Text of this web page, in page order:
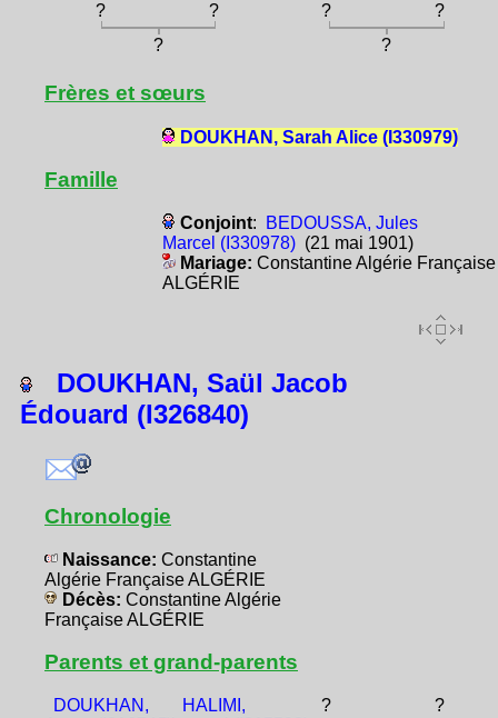
? ? ?
?
?
?
Frères et sœurs
DOUKHAN, Sarah Alice (I330979)
Famille
Conjoint:
BEDOUSSA, Jules
Marcel (I330978)(21 mai 1901)
Mariage: Constantine Algérie Française
ALGÉRIE
DOUKHAN, Saül Jacob
Édouard (I326840)
Chronologie
Naissance: Constantine
Algérie Française ALGÉRIE
Décès: Constantine Algérie
Française ALGÉRIE
Parents et grand-parents
DOUKHAN,
HALIMI,
? ?